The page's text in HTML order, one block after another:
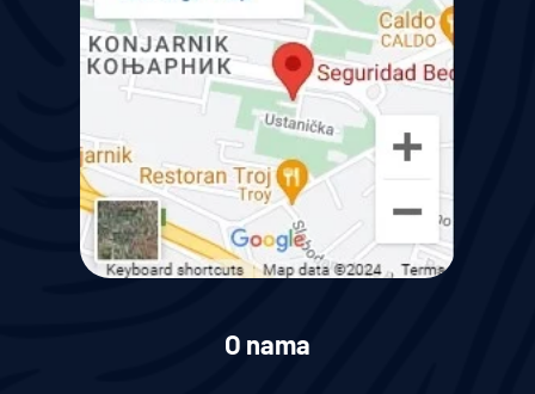
O nama